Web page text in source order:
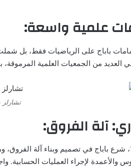
علمية واسعة:
باباج على الرياضيات فقط، بل
العديد من الجمعيات العلمية المرموقة،
تشارلز
آلة الفروق:
في عام 1822، شرع باباج في تصميم وبناء آلة
والأعمدة لإجراء العمليات الحسابية.